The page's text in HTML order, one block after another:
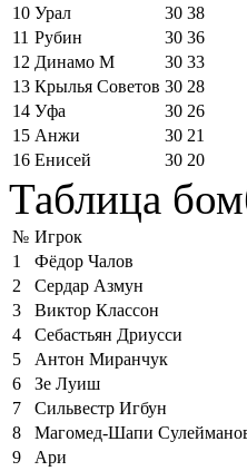
10 Урал 30 38
11 Рубин 30 36
12 Динамо М 30 33
13 Крылья Советов 30 28
14 Уфа 30 26
15 Анжи 30 21
16 Енисей 30 20
Таблица
№ Игрок
1
Фёдор Чалов
2
Сердар Азмун
3
Виктор Классон
4
Себастьян Дриусси
5
Антон Миранчук
6
Зе Луиш
7
Сильвестр Игбун
8
Магомед-Шапи
9
Ари